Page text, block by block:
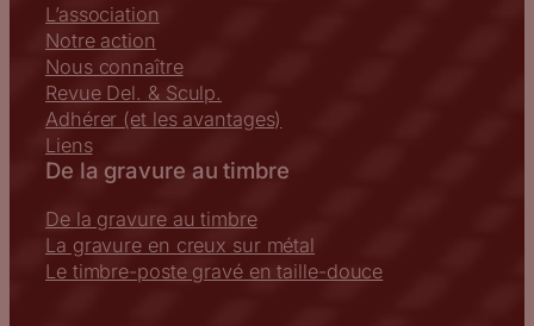
L’association
Notre action
Nous connaître
Revue Del. & Sculp.
Adhérer (et les avantages)
Liens
De la gravure au timbre
De la gravure au timbre
La gravure en creux sur métal
Le timbre-poste gravé en taille-douce